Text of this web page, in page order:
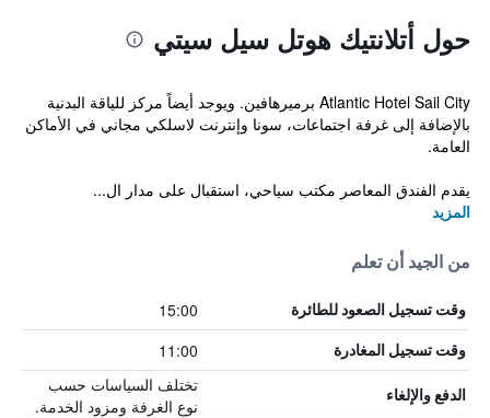
حول أتلانتيك هوتل سيل سيتي
Atlantic Hotel Sail City برميرهافين. ويوجد أيضاً مركز للياقة البدنية
بالإضافة إلى غرفة اجتماعات، سونا وإنترنت لاسلكي مجاني في الأماكن
العامة.
يقدم الفندق المعاصر مكتب سياحي، استقبال على مدار ال...
المزيد
من الجيد أن تعلم
وقت تسجيل الصعود للطائرة 15:00
وقت تسجيل المغادرة 11:00
الدفع والإلغاء
تختلف السياسات حسب
نوع الغرفة ومزود الخدمة.